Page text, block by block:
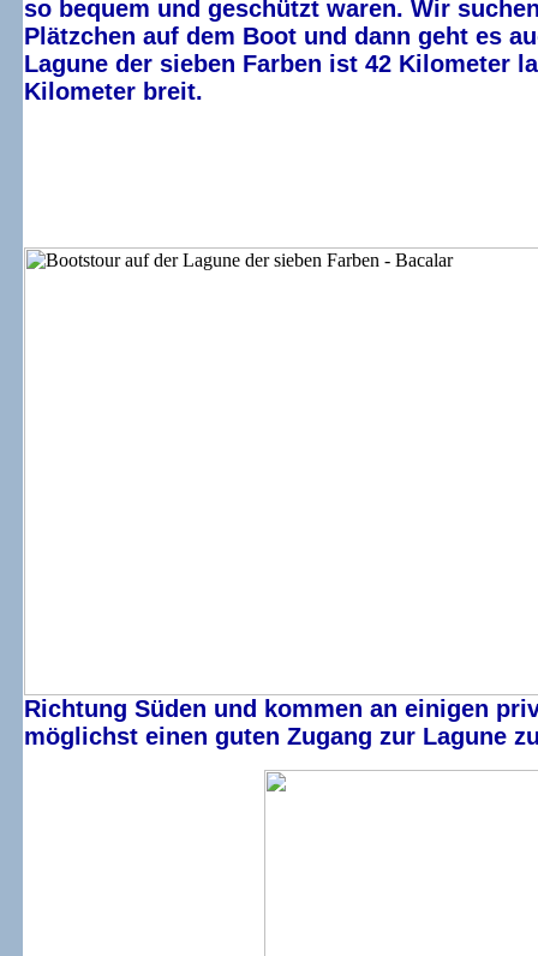
so bequem und geschützt waren. Wir
Plätzchen auf dem Boot und dann geht es
Lagune der sieben Farben ist 42 Kilometer
Kilometer breit.
Richtung Süden und kommen an einigen
möglichst einen guten Zugang zur Lagune